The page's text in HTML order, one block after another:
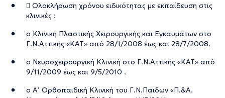
 Ολοκλήρωση χρόνου ειδικότητας με εκπαίδευση στις
κλινικές :
o Κλινική Πλαστικής Χειρουργικής και Εγκαυμάτων στο
Γ.Ν.Αττικής «ΚΑΤ» από 28/1/2008 έως και 28/7/2008.
o Νευροχειρουργική Κλινική στο Γ.Ν.Αττικής «ΚΑΤ» από
9/11/2009 έως και 9/5/2010 .
o Α’ Ορθοπαιδική Κλινική του Γ.Ν.Παιδων «Π.&Α.